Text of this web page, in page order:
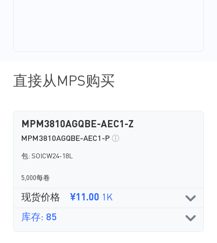
直接从MPS购买
MPM3810AGQBE-AEC1-Z
MPM3810AGQBE-AEC1-P
包: SOICW24-18L
5,000每卷
现货价格 ¥11.00 1K
库存: 85